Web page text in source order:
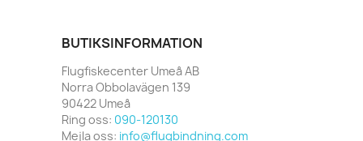
BUTIKSINFORMATION
Flugfiskecenter Umeå AB
Norra Obbolavägen 139
90422 Umeå
Ring oss: 090-120130
Mejla oss: info@flugbindning.com